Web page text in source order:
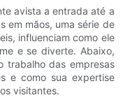
avista a entrada até a
em mãos, uma série de
influenciam como ele
e se diverte. Abaixo,
trabalho das empresas
e como sua expertise
visitantes.